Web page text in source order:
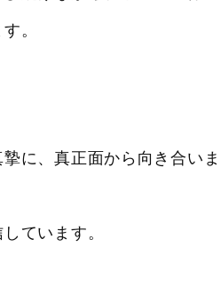
。
に、真正面から向き合いま
ています。